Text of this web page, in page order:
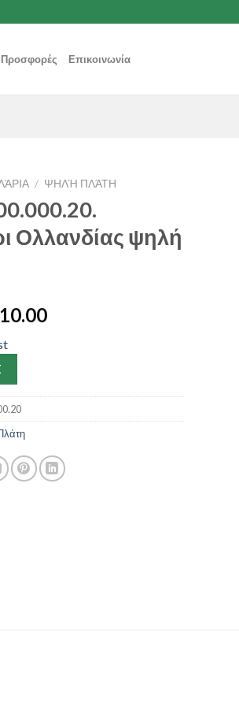
Προσφορές Επικοινωνία
/ ΨΗΛΉ ΠΛΆΤΗ
Ολλανδίας ψηλή
10.00